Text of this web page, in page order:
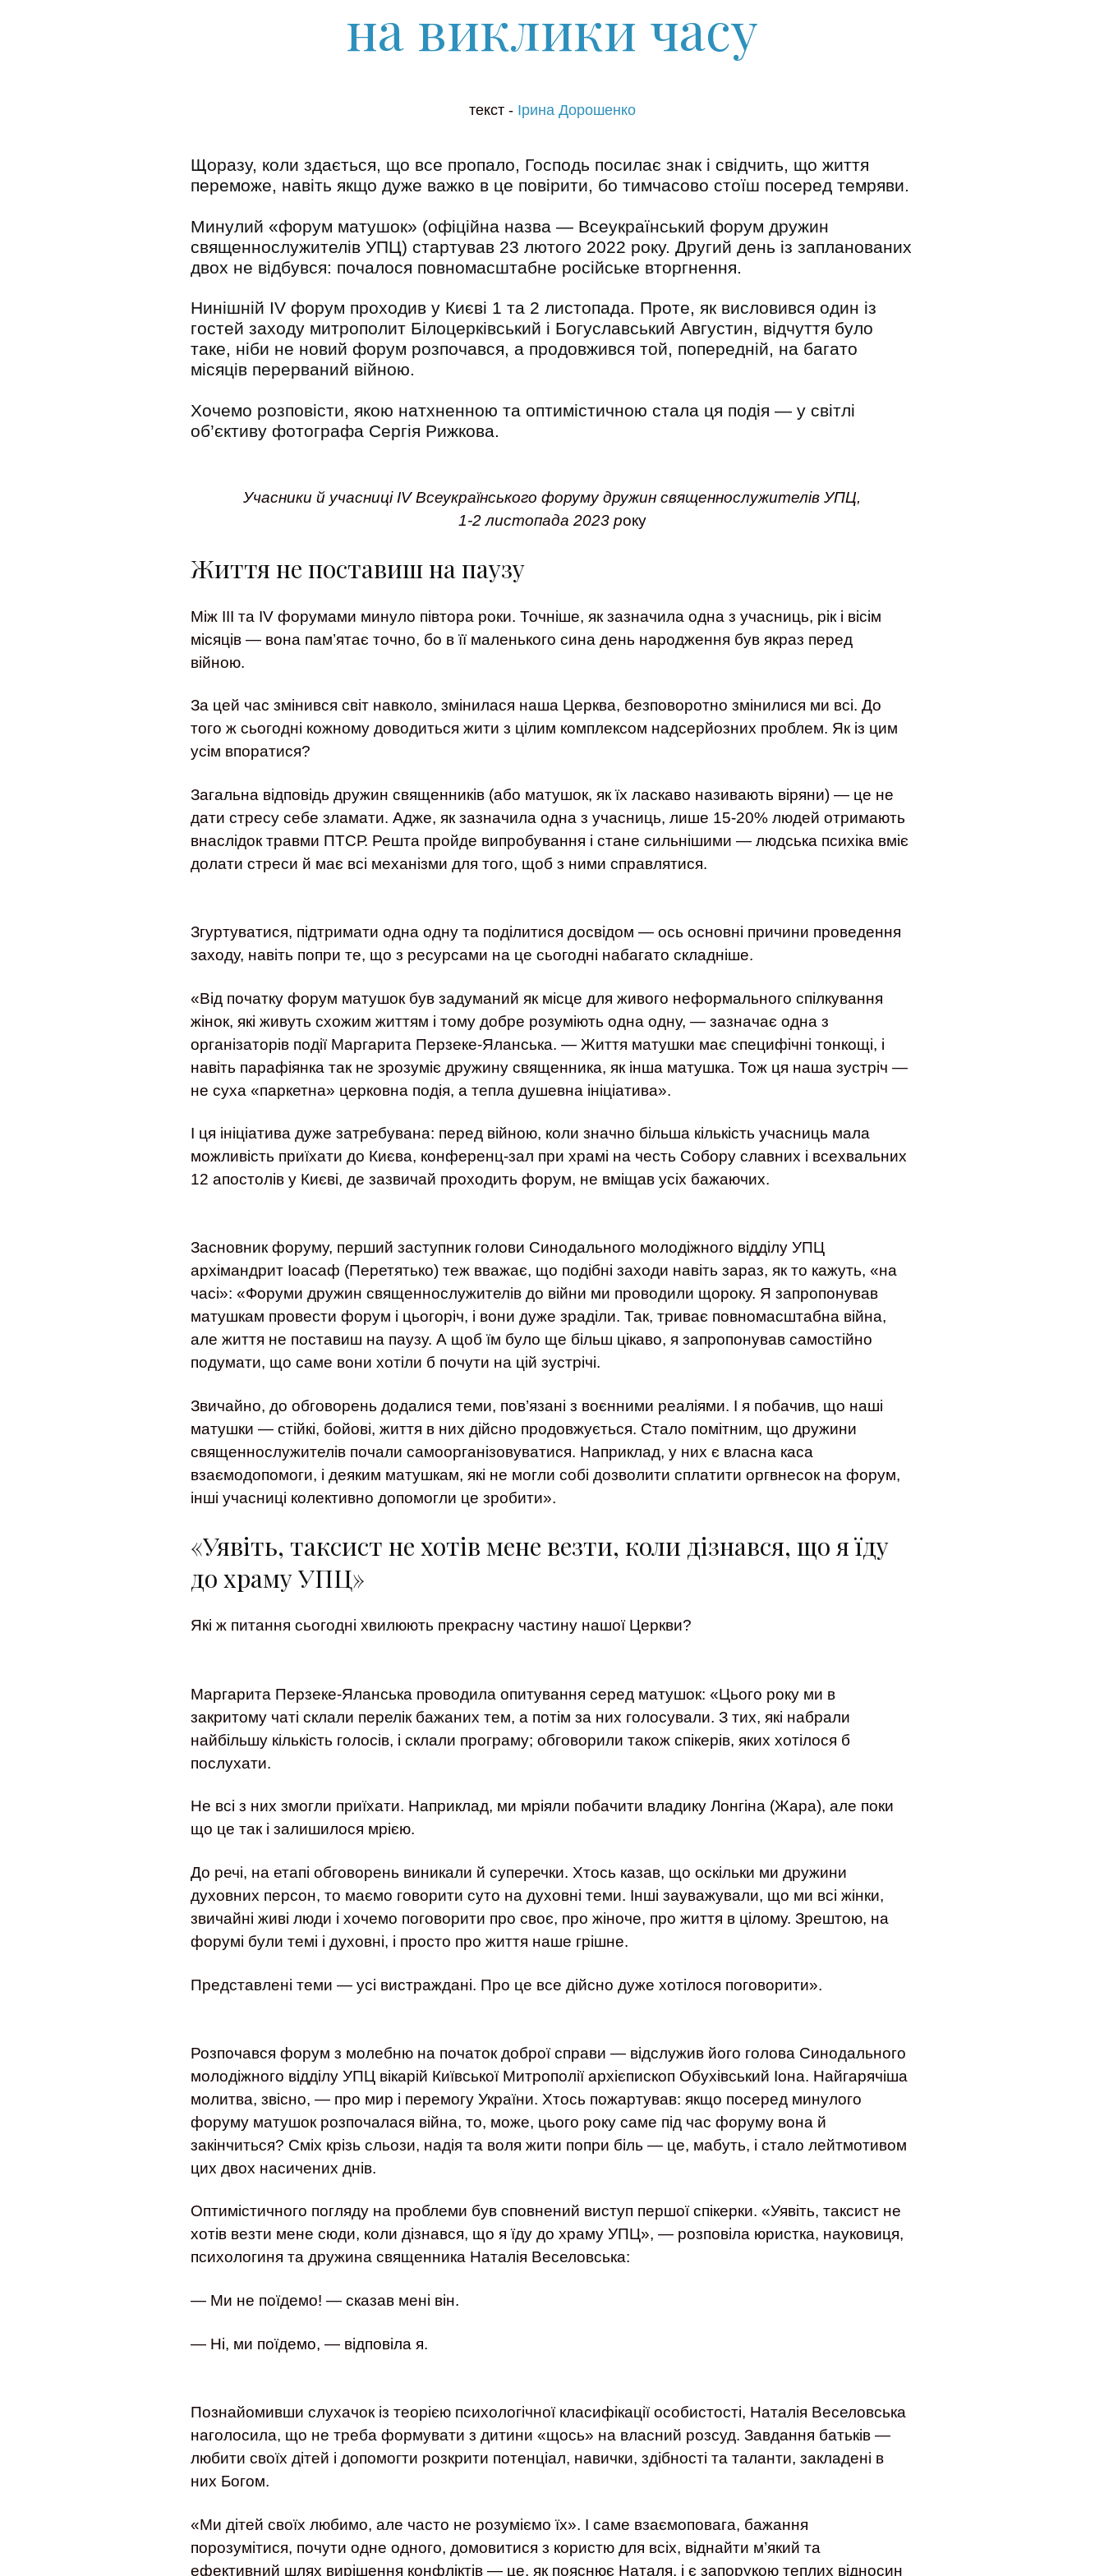
на виклики часу
текст - Ірина Дорошенко
Щоразу, коли здається, що все пропало, Господь посилає знак і свідчить, що життя
переможе, навіть якщо дуже важко в це повірити, бо тимчасово стоїш посеред темряви.
Минулий «форум матушок» (офіційна назва — Всеукраїнський форум дружин
священнослужителів УПЦ) стартував 23 лютого 2022 року. Другий день із запланованих
двох не відбувся: почалося повномасштабне російське вторгнення.
Нинішній IV форум проходив у Києві 1 та 2 листопада. Проте, як висловився один із
гостей заходу митрополит Білоцерківський і Богуславський Августин, відчуття було
таке, ніби не новий форум розпочався, а продовжився той, попередній, на багато
місяців перерваний війною.
Хочемо розповісти, якою натхненною та оптимістичною стала ця подія — у світлі
об’єктиву фотографа Сергія Рижкова.
Учасники й учасниці IV Всеукраїнського форуму дружин священнослужителів УПЦ,
1-2 листопада 2023 року
Життя не поставиш на паузу
Між III та IV форумами минуло півтора роки. Точніше, як зазначила одна з учасниць, рік і вісім
місяців — вона пам’ятає точно, бо в її маленького сина день народження був якраз перед
війною.
За цей час змінився світ навколо, змінилася наша Церква, безповоротно змінилися ми всі. До
того ж сьогодні кожному доводиться жити з цілим комплексом надсерйозних проблем. Як із цим
усім впоратися?
Загальна відповідь дружин священників (або матушок, як їх ласкаво називають віряни) — це не
дати стресу себе зламати. Адже, як зазначила одна з учасниць, лише 15-20% людей отримають
внаслідок травми ПТСР. Решта пройде випробування і стане сильнішими — людська психіка вміє
долати стреси й має всі механізми для того, щоб з ними справлятися.
Згуртуватися, підтримати одна одну та поділитися досвідом — ось основні причини проведення
заходу, навіть попри те, що з ресурсами на це сьогодні набагато складніше.
«Від початку форум матушок був задуманий як місце для живого неформального спілкування
жінок, які живуть схожим життям і тому добре розуміють одна одну, — зазначає одна з
організаторів події Маргарита Перзеке-Яланська. — Життя матушки має специфічні тонкощі, і
навіть парафіянка так не зрозуміє дружину священника, як інша матушка. Тож ця наша зустріч —
не суха «паркетна» церковна подія, а тепла душевна ініціатива».
І ця ініціатива дуже затребувана: перед війною, коли значно більша кількість учасниць мала
можливість приїхати до Києва, конференц-зал при храмі на честь Собору славних і всехвальних
12 апостолів у Києві, де зазвичай проходить форум, не вміщав усіх бажаючих.
Засновник форуму, перший заступник голови Синодального молодіжного відділу УПЦ
архімандрит Іоасаф (Перетятько) теж вважає, що подібні заходи навіть зараз, як то кажуть, «на
часі»: «Форуми дружин священнослужителів до війни ми проводили щороку. Я запропонував
матушкам провести форум і цьогоріч, і вони дуже зраділи. Так, триває повномасштабна війна,
але життя не поставиш на паузу. А щоб їм було ще більш цікаво, я запропонував самостійно
подумати, що саме вони хотіли б почути на цій зустрічі.
Звичайно, до обговорень додалися теми, пов’язані з воєнними реаліями. І я побачив, що наші
матушки — стійкі, бойові, життя в них дійсно продовжується. Стало помітним, що дружини
священнослужителів почали самоорганізовуватися. Наприклад, у них є власна каса
взаємодопомоги, і деяким матушкам, які не могли собі дозволити сплатити оргвнесок на форум,
інші учасниці колективно допомогли це зробити».
«Уявіть, таксист не хотів мене везти, коли дізнався, що я їду
до храму УПЦ»
Які ж питання сьогодні хвилюють прекрасну частину нашої Церкви?
Маргарита Перзеке-Яланська проводила опитування серед матушок: «Цього року ми в
закритому чаті склали перелік бажаних тем, а потім за них голосували. З тих, які набрали
найбільшу кількість голосів, і склали програму; обговорили також спікерів, яких хотілося б
послухати.
Не всі з них змогли приїхати. Наприклад, ми мріяли побачити владику Лонгіна (Жара), але поки
що це так і залишилося мрією.
До речі, на етапі обговорень виникали й суперечки. Хтось казав, що оскільки ми дружини
духовних персон, то маємо говорити суто на духовні теми. Інші зауважували, що ми всі жінки,
звичайні живі люди і хочемо поговорити про своє, про жіноче, про життя в цілому. Зрештою, на
форумі були темі і духовні, і просто про життя наше грішне.
Представлені теми — усі вистраждані. Про це все дійсно дуже хотілося поговорити».
Розпочався форум з молебню на початок доброї справи — відслужив його голова Синодального
молодіжного відділу УПЦ вікарій Київської Митрополії архієпископ Обухівський Іона. Найгарячіша
молитва, звісно, — про мир і перемогу України. Хтось пожартував: якщо посеред минулого
форуму матушок розпочалася війна, то, може, цього року саме під час форуму вона й
закінчиться? Сміх крізь сльози, надія та воля жити попри біль — це, мабуть, і стало лейтмотивом
цих двох насичених днів.
Оптимістичного погляду на проблеми був сповнений виступ першої спікерки. «Уявіть, таксист не
хотів везти мене сюди, коли дізнався, що я їду до храму УПЦ», — розповіла юристка, науковиця,
психологиня та дружина священника Наталія Веселовська:
— Ми не поїдемо! — сказав мені він.
— Ні, ми поїдемо, — відповіла я.
Познайомивши слухачок із теорією психологічної класифікації особистості, Наталія Веселовська
наголосила, що не треба формувати з дитини «щось» на власний розсуд. Завдання батьків —
любити своїх дітей і допомогти розкрити потенціал, навички, здібності та таланти, закладені в
них Богом.
«Ми дітей своїх любимо, але часто не розуміємо їх». І саме взаємоповага, бажання
порозумітися, почути одне одного, домовитися з користю для всіх, віднайти м’який та
ефективний шлях вирішення конфліктів — це, як пояснює Наталя, і є запорукою теплих відносин